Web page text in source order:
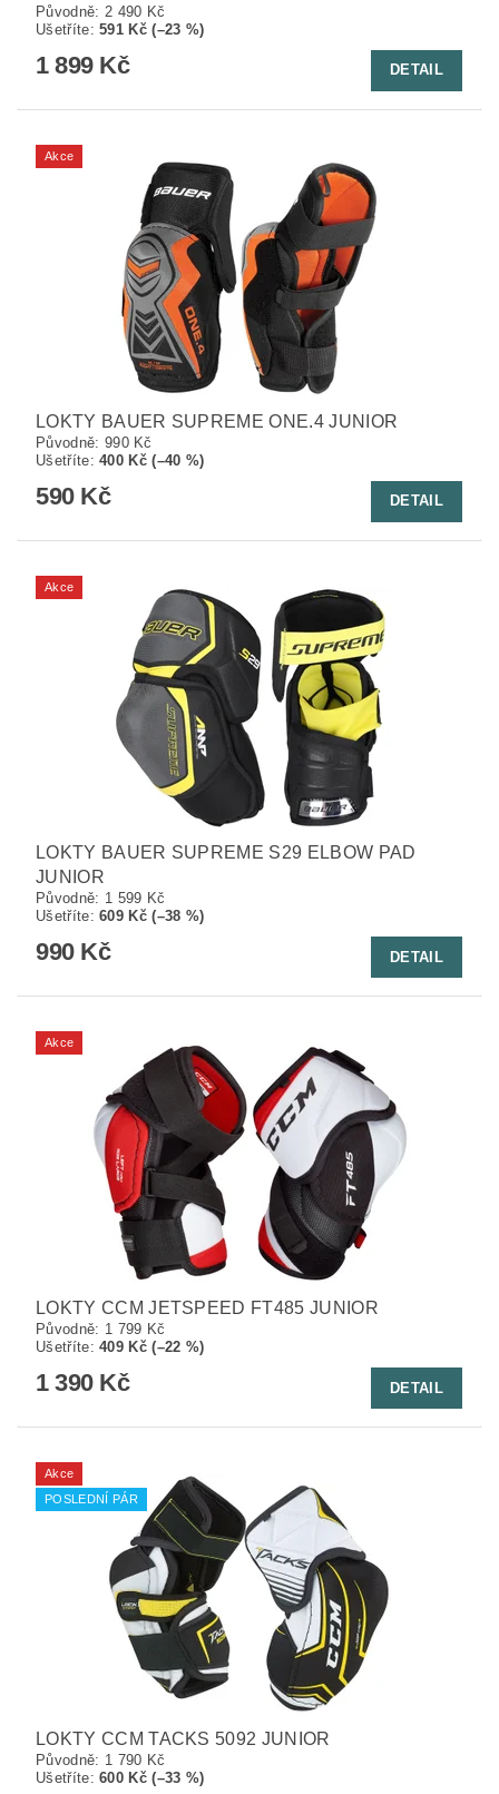
Původně: 2 490 Kč
Ušetříte:591 Kč (–23 %)
1 899 Kč DETAIL
Akce
LOKTY BAUER SUPREME ONE.4 JUNIOR
Původně: 990 Kč
Ušetříte:400 Kč (–40 %)
590 Kč DETAIL
Akce
LOKTY BAUER SUPREME S29 ELBOW PAD
JUNIOR
Původně: 1 599 Kč
Ušetříte:609 Kč (–38 %)
990 Kč DETAIL
Akce
LOKTY CCM JETSPEED FT485 JUNIOR
Původně: 1 799 Kč
Ušetříte:409 Kč (–22 %)
1 390 Kč DETAIL
Akce
POSLEDNÍ PÁR
LOKTY CCM TACKS 5092 JUNIOR
Původně: 1 790 Kč
Ušetříte:600 Kč (–33 %)